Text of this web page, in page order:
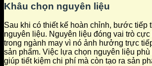
Khâu chọn nguyên liệu
Sau khi có thiết kế hoàn chỉnh, bước tiếp
nguyên liệu. Nguyên liệu đóng vai trò cực
trong ngành may vì nó ảnh hưởng trực
sản phẩm. Việc lựa chọn nguyên liệu
giúp tiết kiệm chi phí mà còn tạo ra sản